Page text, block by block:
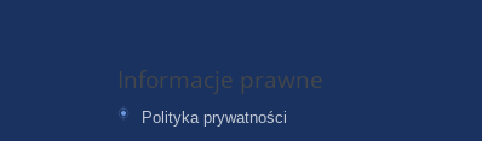
Informacje prawne
Polityka prywatności